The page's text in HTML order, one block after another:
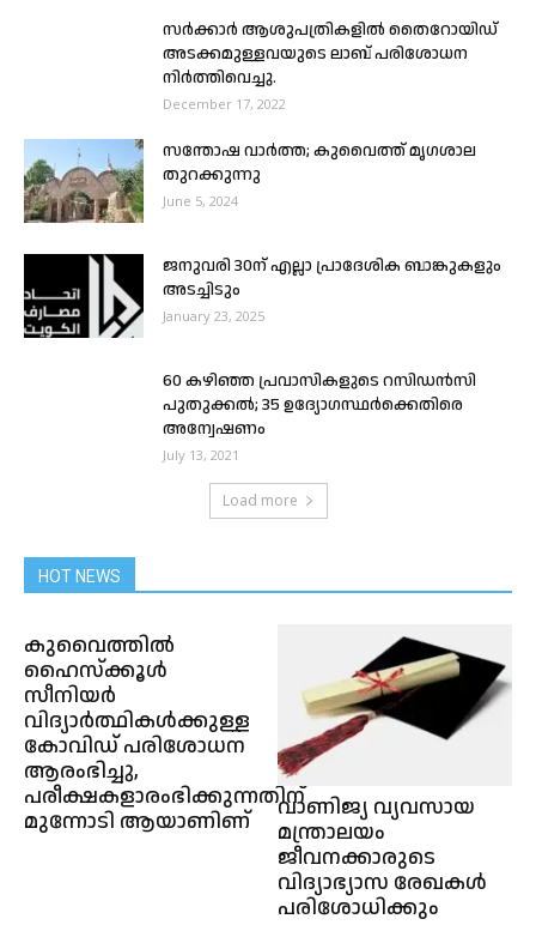
സർക്കാർ ആശുപത്രികളില്‍ തൈറോയിഡ്
അടക്കമുള്ളവയുടെ ലാബ് പരിശോധന
നിർത്തിവെച്ചു.
December 17, 2022
സന്തോഷ വാർത്ത; കുവൈത്ത് മൃഗശാല
തുറക്കുന്നു
June 5, 2024
ജനുവരി 30ന് എല്ലാ പ്രാദേശിക ബാങ്കുകളും
അടച്ചിടും
January 23, 2025
60 കഴിഞ്ഞ പ്രവാസികളുടെ റസിഡൻസി
പുതുക്കൽ; 35 ഉദ്യോഗസ്ഥർക്കെതിരെ
അന്വേഷണം
July 13, 2021
Load more
HOT NEWS
കുവൈത്തിൽ
ഹൈസ്ക്കൂൾ
സീനിയർ
വിദ്യാർത്ഥികൾക്കുള്ള
കോവിഡ് പരിശോധന
ആരംഭിച്ചു,
പരീക്ഷകളാരംഭിക്കുന്നതിന്
മുന്നോടി ആയാണിണ്
വാണിജ്യ വ്യവസായ
മന്ത്രാലയം
ജീവനക്കാരുടെ
വിദ്യാഭ്യാസ രേഖകൾ
പരിശോധിക്കും